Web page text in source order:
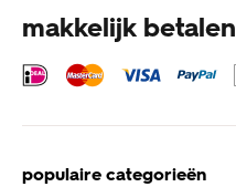
makkelijk betalen
populaire categorieën